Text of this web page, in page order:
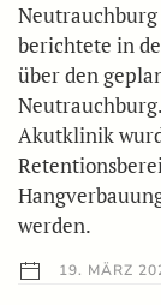
berichtete in
über den
Akutklinik
werden.
19. MÄRZ